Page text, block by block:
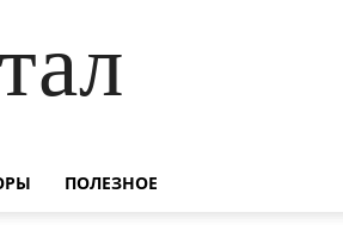
ПОЛЕЗНОЕ